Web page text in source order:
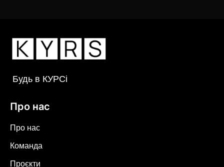
Будь в КУРСі
Про нас
Про нас
Команда
Проєкти